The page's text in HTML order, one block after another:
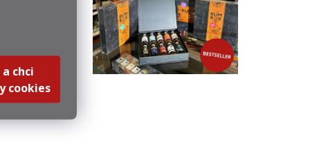
chci
cookies
Kč / 1 l